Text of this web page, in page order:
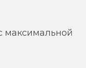
максимальной